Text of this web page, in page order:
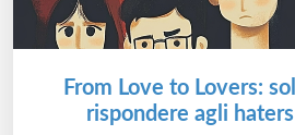
From Love to Lovers:
rispondere agli